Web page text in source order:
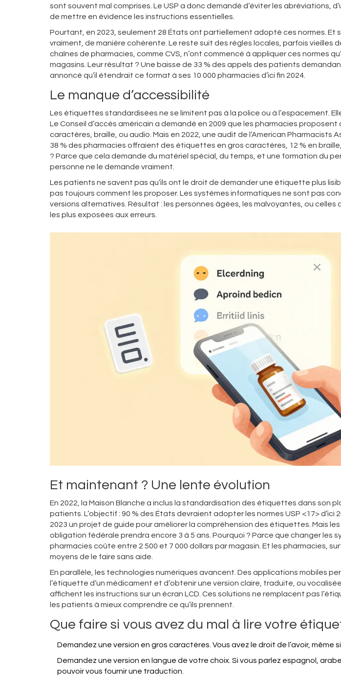
sont souvent mal comprises. Le USP a donc demandé d’éviter les abréviations,
de mettre en évidence les instructions essentielles.
Pourtant, en 2023, seulement 28 États ont partiellement adopté ces normes. Et
vraiment, de manière cohérente. Le reste suit des règles locales, parfois vieilles
chaînes de pharmacies, comme CVS, n’ont commencé à appliquer ces normes
magasins. Leur résultat ? Une baisse de 33 % des appels des patients
annoncé qu’il étendrait ce format à ses 10 000 pharmacies d’ici fin 2024.
Le manque d’accessibilité
Les étiquettes standardisées ne se limitent pas à la police ou à l’espacement.
Le Conseil d’accès américain a demandé en 2009 que les pharmacies
caractères, braille, ou audio. Mais en 2022, une audit de l’American Pharmacists
38 % des pharmacies offraient des étiquettes en gros caractères, 12 % en
? Parce que cela demande du matériel spécial, du temps, et une formation du
personne ne le demande vraiment.
Les patients ne savent pas qu’ils ont le droit de demander une étiquette plus
pas toujours comment les proposer. Les systèmes informatiques ne sont pas
versions alternatives. Résultat : les personnes âgées, les malvoyantes, ou
les plus exposées aux erreurs.
Et maintenant ? Une lente évolution
En 2022, la Maison Blanche a inclus la standardisation des étiquettes dans son
patients. L’objectif : 90 % des États devraient adopter les normes USP <17> d’ici
2023 un projet de guide pour améliorer la compréhension des étiquettes. Mais
obligation fédérale prendra encore 3 à 5 ans. Pourquoi ? Parce que changer les
pharmacies coûte entre 2 500 et 7 000 dollars par magasin. Et les pharmacies,
moyens de le faire sans aide.
En parallèle, les technologies numériques avancent. Des applications mobiles
l’étiquette d’un médicament et d’obtenir une version claire, traduite, ou
affichent les instructions sur un écran LCD. Ces solutions ne remplacent pas
les patients à mieux comprendre ce qu’ils prennent.
Que faire si vous avez du mal à lire votre
Demandez une version en gros caractères. Vous avez le droit de l’avoir, même
Demandez une version en langue de votre choix. Si vous parlez espagnol,
pouvoir vous fournir une traduction.